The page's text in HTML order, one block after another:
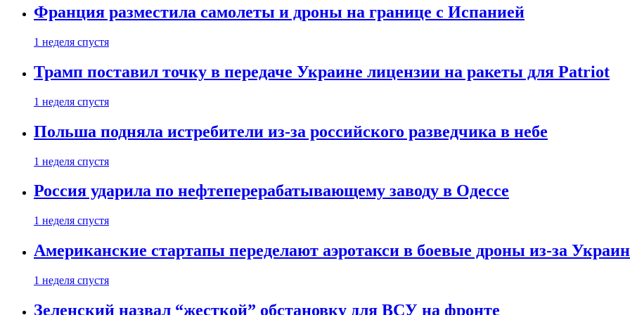
Франция разместила самолеты и дроны на границе с Испанией
1 неделя спустя
Трамп поставил точку в передаче Украине лицензии на ракеты для Patriot
1 неделя спустя
Польша подняла истребители из-за российского разведчика в небе
1 неделя спустя
Россия ударила по нефтеперерабатывающему заводу в Одессе
1 неделя спустя
Американские стартапы переделают аэротакси в боевые дроны из-за
1 неделя спустя
Зеленский назвал “жесткой” обстановку для ВСУ на фронте